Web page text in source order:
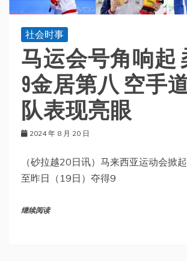
社会时事
马运会号角响起
9金居第八 空手
队表现亮眼
2024 年 8 月 20 日
（砂拉越20日讯）马来西亚运动会掀
至昨日（19日）夺得9
继续阅读